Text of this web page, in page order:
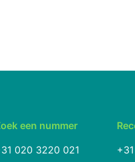
een nummer
020 3220 021